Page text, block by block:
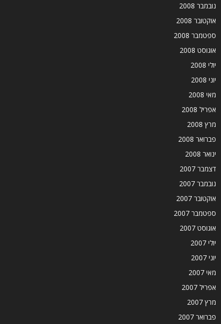
נובמבר 2008
אוקטובר 2008
ספטמבר 2008
אוגוסט 2008
יולי 2008
יוני 2008
מאי 2008
אפריל 2008
מרץ 2008
פברואר 2008
ינואר 2008
דצמבר 2007
נובמבר 2007
אוקטובר 2007
ספטמבר 2007
אוגוסט 2007
יולי 2007
יוני 2007
מאי 2007
אפריל 2007
מרץ 2007
פברואר 2007